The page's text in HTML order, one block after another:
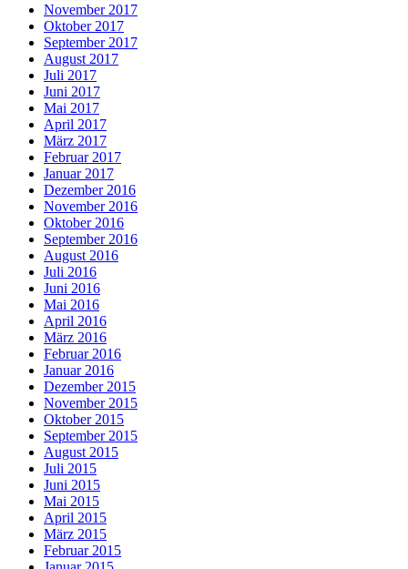
November 2017
Oktober 2017
September 2017
August 2017
Juli 2017
Juni 2017
Mai 2017
April 2017
März 2017
Februar 2017
Januar 2017
Dezember 2016
November 2016
Oktober 2016
September 2016
August 2016
Juli 2016
Juni 2016
Mai 2016
April 2016
März 2016
Februar 2016
Januar 2016
Dezember 2015
November 2015
Oktober 2015
September 2015
August 2015
Juli 2015
Juni 2015
Mai 2015
April 2015
März 2015
Februar 2015